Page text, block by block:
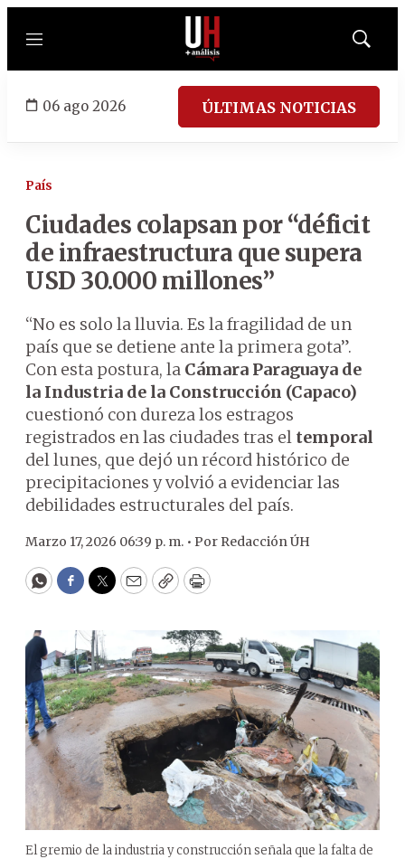
Menú
Mostrar
06 ago 2026 ÚLTIMAS NOTICIAS
País
Ciudades colapsan por “déficit
de infraestructura que supera
USD 30.000 millones”
“No es solo la lluvia. Es la fragilidad de un
país que se detiene ante la primera gota”.
Con esta postura, la Cámara Paraguaya de
la Industria de la Construcción (Capaco)
cuestionó con dureza los estragos
registrados en las ciudades tras el temporal
del lunes, que dejó un récord histórico de
precipitaciones y volvió a evidenciar las
debilidades estructurales del país.
Marzo 17, 2026 06:39 p. m. • Por Redacción ÚH
WhatsApp
Facebook
Twitter
EmailCopyPrint
El gremio de la industria y construcción señala que la falta de